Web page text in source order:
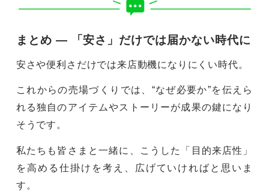
まとめ ― 「安さ」だけでは届かない時代に
安さや便利さだけでは来店動機になりにくい時代。
これからの売場づくりでは、“なぜ必要か”を伝えら
れる独自のアイテムやストーリーが成果の鍵になり
そうです。
私たちも皆さまと一緒に、こうした「目的来店性」
を高める仕掛けを考え、広げていければと思いま
す。